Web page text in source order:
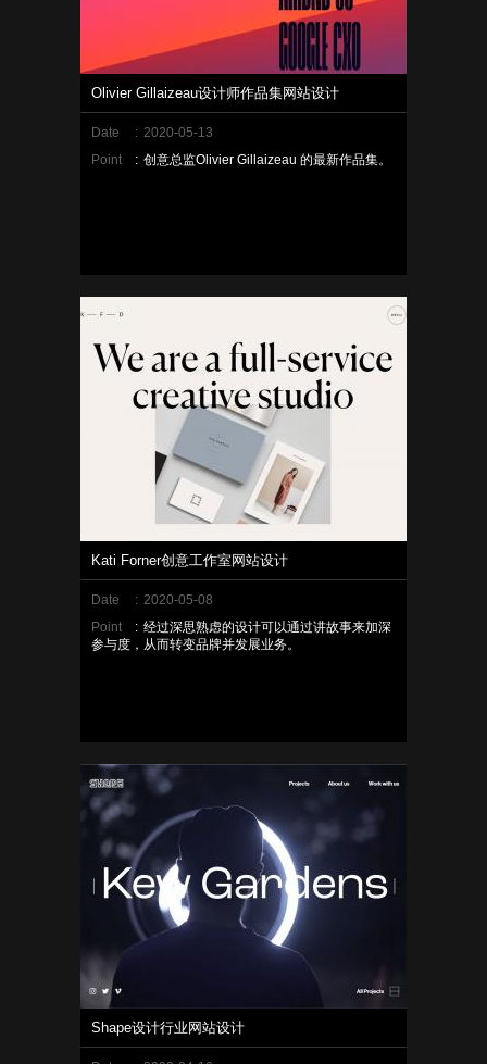
Olivier Gillaizeau设计师作品集网站设计
Date : 2020-05-13
Point
: 创意总监Olivier Gillaizeau 的最新作品集。
Kati Forner创意工作室网站设计
Date : 2020-05-08
Point
: 经过深思熟虑的设计可以通过讲故事来加深
参与度，从而转变品牌并发展业务。
Shape设计行业网站设计